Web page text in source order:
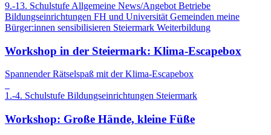
9.-13. Schulstufe Allgemeine News/Angebot Betriebe
Bildungseinrichtungen FH und Universität Gemeinden meine
Bürger:innen sensibilisieren Steiermark Weiterbildung
Workshop in der Steiermark: Klima-Escapebox
Spannender Rätselspaß mit der Klima-Escapebox
1.-4. Schulstufe Bildungseinrichtungen Steiermark
Workshop: Große Hände, kleine Füße